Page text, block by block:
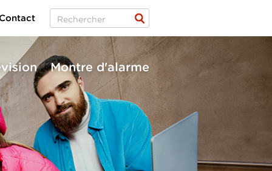
Montre d'alarme